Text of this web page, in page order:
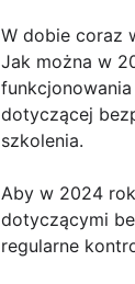
W dobie coraz
Jak można w
dotyczącej
szkolenia.
Aby w 2024
dotyczącymi
regularne